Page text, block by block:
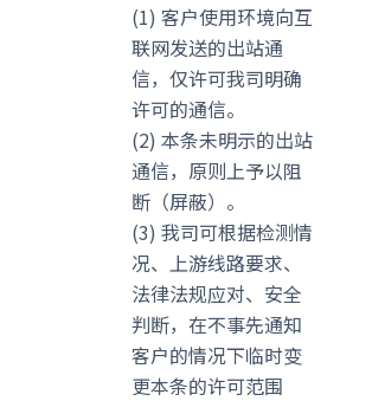
(1) 客户使用环境向互
联网发送的出站通
信，仅许可我司明确
许可的通信。
(2) 本条未明示的出站
通信，原则上予以阻
断（屏蔽）。
(3) 我司可根据检测情
况、上游线路要求、
法律法规应对、安全
判断，在不事先通知
客户的情况下临时变
更本条的许可范围